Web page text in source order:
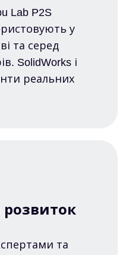
Lab P2S
у
та серед
SolidWorks і
реальних
розвиток
та